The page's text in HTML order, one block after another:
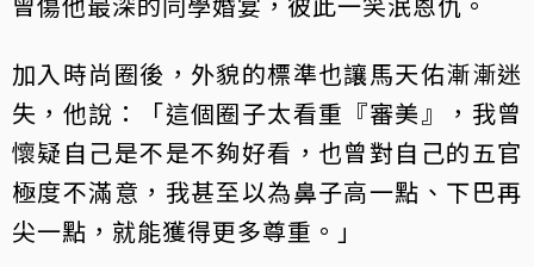
加入時尚圈後，外貌的標準也讓馬天佑漸漸迷
失，他說：「這個圈子太看重『審美』，我曾
懷疑自己是不是不夠好看，也曾對自己的五官
極度不滿意，我甚至以為鼻子高一點、下巴再
尖一點，就能獲得更多尊重。」